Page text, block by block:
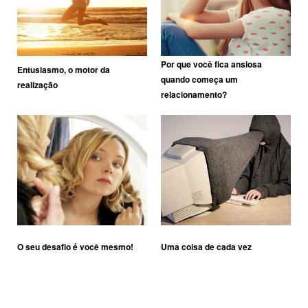
Entusiasmo, o motor da
realização
Por que você fica ansiosa
quando começa um
relacionamento?
O seu desafio é você mesmo! Uma coisa de cada vez